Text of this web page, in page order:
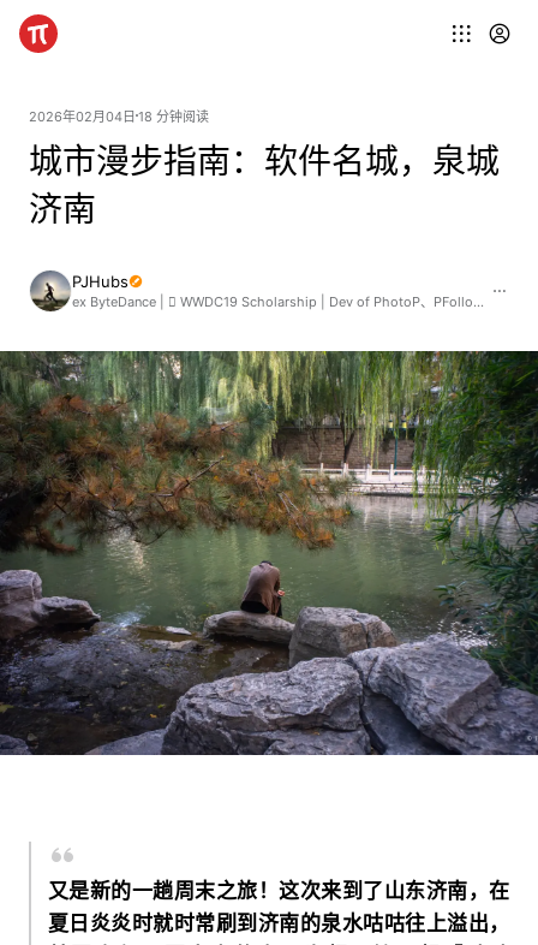
2026年02月04日 18 分钟阅读
城市漫步指南：软件名城，泉城
济南
PJHubs
ex ByteDance |  WWDC19 Scholarship | Dev of PhotoP、PFollow、Movinn、星球罐子、TranslateP app | https://pj.studio | 《如果否则》播客
又是新的一趟周末之旅！这次来到了山东济南，在
夏日炎炎时就时常刷到济南的泉水咕咕往上溢出，